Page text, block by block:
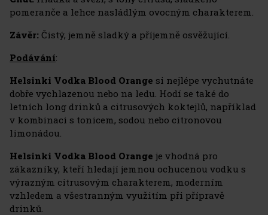
pomeranče a lehce nasládlým ovocným charakterem.
Závěr: Čistý, jemně sladký a příjemně osvěžující.
Podávání:
Helsinki Vodka Blood Orange si nejlépe vychutnáte
dobře vychlazenou nebo na ledu. Hodí se také do
letních long drinků a citrusových koktejlů, například
v kombinaci s tonicem, sodou nebo citronovou
limonádou.
Helsinki Vodka Blood Orange je vhodná pro
zákazníky, kteří hledají jemnou ochucenou vodku s
výrazným citrusovým charakterem, moderním
vzhledem a všestranným využitím při přípravě
drinků.